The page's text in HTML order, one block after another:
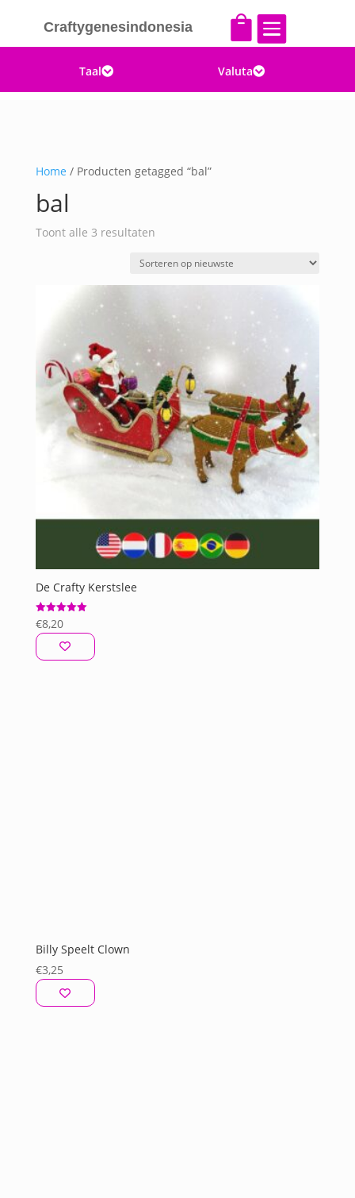
Craftygenesindonesia  
Taal Valuta
Home / Producten getagged “bal”
bal
Toont alle 3 resultatenGesorteerd
nieuwste
De Crafty Kerstslee
Gewaardeerd
5.00
uit 5
€8,20
Billy Speelt Clown
€3,25